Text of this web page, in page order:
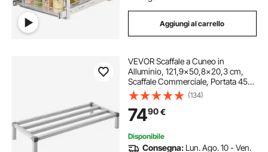
Aggiungi al carrello
VEVOR Scaffale a Cuneo in
Alluminio, 121,9x50,8x20,3 cm,
Scaffale Commerciale, Portata 454
kg, Montaggio Facile, Scaffale per
Conservazione Alimenti a
Pavimento, in Ristoranti, Cucine,
Garage
(134)
7490€
Disponibile
Consegna: Lun. Ago. 10 - Ven.